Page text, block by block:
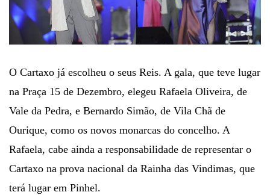
O Cartaxo já escolheu o seus Reis. A gala, que teve lugar
na Praça 15 de Dezembro, elegeu Rafaela Oliveira, de
Vale da Pedra, e Bernardo Simão, de Vila Chã de
Ourique, como os novos monarcas do concelho. A
Rafaela, cabe ainda a responsabilidade de representar o
Cartaxo na prova nacional da Rainha das Vindimas, que
terá lugar em Pinhel.